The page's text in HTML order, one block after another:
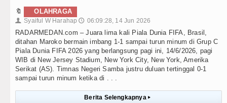
🔖 OLAHRAGA
👤 Syaiful W Harahap 🕔 06:09:28, 14 Jun 2026
RADARMEDAN.com – Juara lima kali Piala Dunia FIFA, Brasil,
ditahan Maroko bermain imbang 1-1 sampai turun minum di Grup C
Piala Dunia FIFA 2026 yang berlangsung pagi ini, 14/6/2026, pagi
WIB di New Jersey Stadium, New York City, New York, Amerika
Serikat (AS). Timnas Negeri Samba justru duluan tertinggal 0-1
sampai turun minum ketika di . . .
Berita Selengkapnya ▸